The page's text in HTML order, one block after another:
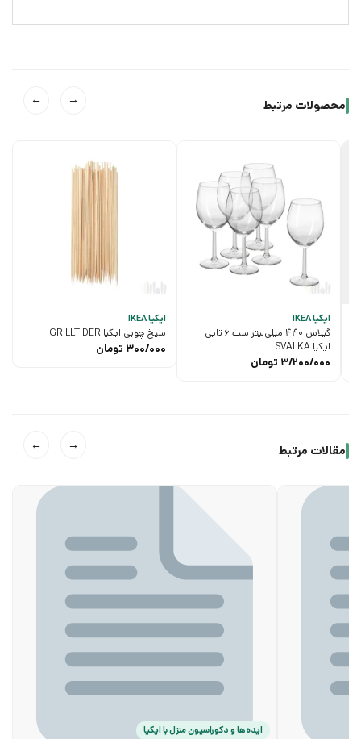
محصولات مرتبط →
←
ایکیا IKEA
گیلاس 440 میلی‌لیتر ست 6 تایی
ایکیا SVALKA
3/200/000 تومان
ایکیا IKEA
سیخ چوبی ایکیا GRILLTIDER
300/000 تومان
مقالات مرتبط →
←
ایده‌ها و دکوراسیون منزل با ایکیا